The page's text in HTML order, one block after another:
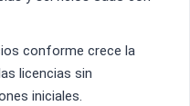
conforme crece la
licencias sin
iniciales.